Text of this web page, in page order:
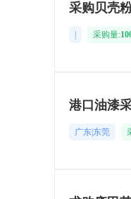
采购贝壳
采购量:
港口油漆
广东|东莞